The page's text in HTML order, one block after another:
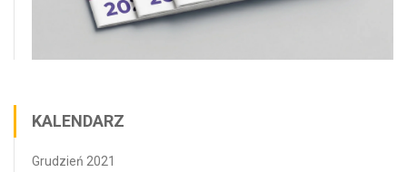
KALENDARZ
Grudzień 2021